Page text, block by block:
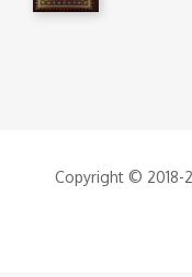
Copyright © 2018-